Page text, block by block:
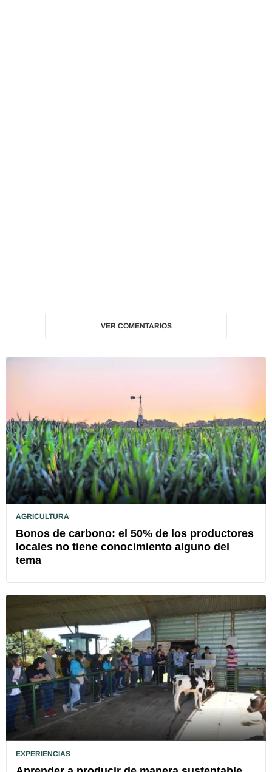
VER COMENTARIOS
AGRICULTURA
Bonos de carbono: el 50% de los productores
locales no tiene conocimiento alguno del
tema
EXPERIENCIAS